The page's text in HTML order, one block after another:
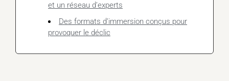
et un réseau d’experts
Des formats d’immersion conçus pour
provoquer le déclic